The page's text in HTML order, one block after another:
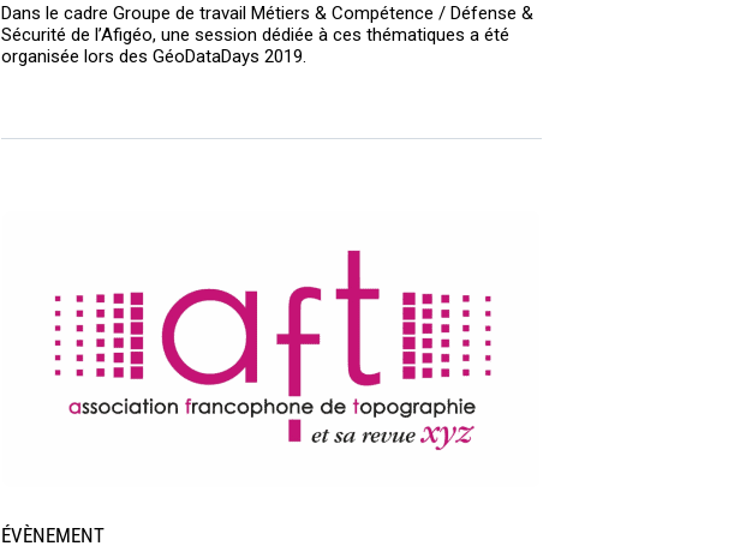
Dans le cadre Groupe de travail Métiers & Compétence / Défense &
Sécurité de l’Afigéo, une session dédiée à ces thématiques a été
organisée lors des GéoDataDays 2019.
ÉVÈNEMENT